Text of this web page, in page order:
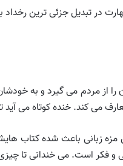
در تبدیل جزئی ترین
را از مردم می گیرد و به
می کند. خنده کوتاه می
زبانی باعث شده کتاب
و فکر است. می خندانی تا